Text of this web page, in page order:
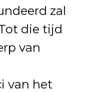
zal
die tijd
van
van het